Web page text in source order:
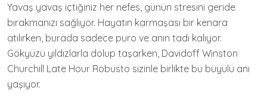
Yavaş yavaş içtiğiniz her nefes, günün stresini geride
bırakmanızı sağlıyor. Hayatın karmaşası bir kenara
atılırken, burada sadece puro ve anın tadı kalıyor.
Gökyüzü yıldızlarla dolup taşarken, Davidoff Winston
Churchill Late Hour Robusto sizinle birlikte bu büyülü anı
yaşıyor.